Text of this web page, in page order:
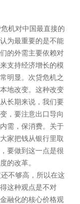
机对中国最直接的
为最重要的是不能
的外需主要依赖对
支持经济增长的模
明显。次贷危机之
地改变。这种改变
长期来说，我们要
，要注意出口导向
需，保消费。关于
家把钱从银行里取
要做到这一点是很
的改革。
不够高，所以在这
这种观点是不对
融化的核心价格观